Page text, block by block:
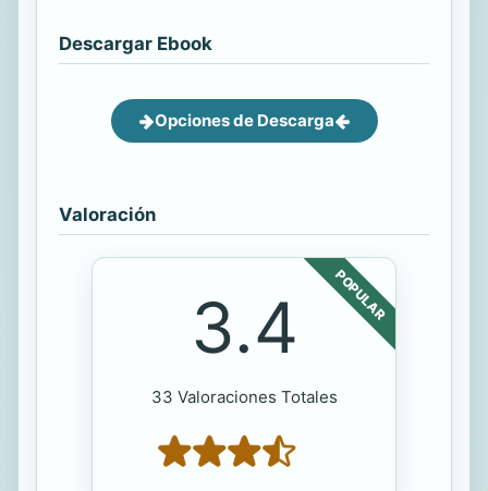
Descargar Ebook
Opciones de Descarga
Valoración
POPULAR
3.4
33 Valoraciones Totales